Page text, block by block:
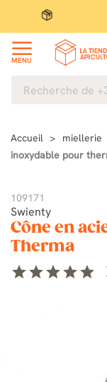
MENU
Accueil miellerie
inoxydable pour
109171
Swienty
Cône en
Therma
starstarstarstarstar